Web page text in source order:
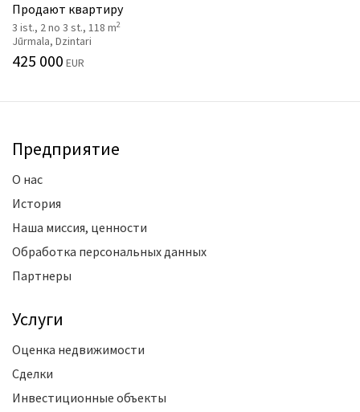
Продают квартиру
3 ist., 2 no 3 st., 118 m2
Jūrmala, Dzintari
425 000 EUR
Предприятие
О нас
История
Наша миссия, ценности
Обработка персональных данных
Партнеры
Услуги
Оценка недвижимости
Сделки
Инвестиционные объекты